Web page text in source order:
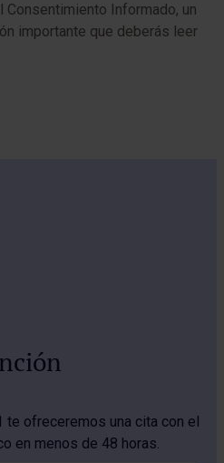
Informado, un
importante que deberás leer
te ofreceremos una cita con el
en menos de 48 horas.